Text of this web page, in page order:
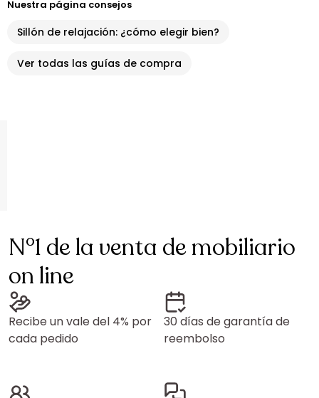
Nuestra página consejos
Sillón de relajación: ¿cómo elegir bien?
Ver todas las guías de compra
N°1 de la venta de mobiliario
on line
Recibe un vale del 4% por
cada pedido
30 días de garantía de
reembolso